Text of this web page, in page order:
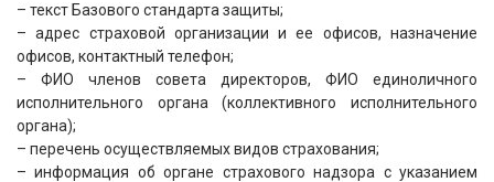
– текст Базового стандарта защиты;
– адрес страховой организации и ее офисов, назначение
офисов, контактный телефон;
– ФИО членов совета директоров, ФИО единоличного
исполнительного органа (коллективного исполнительного
органа);
– перечень осуществляемых видов страхования;
– информация об органе страхового надзора с указанием